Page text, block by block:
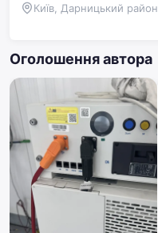
Київ, Дарницький район
Оголошення автора